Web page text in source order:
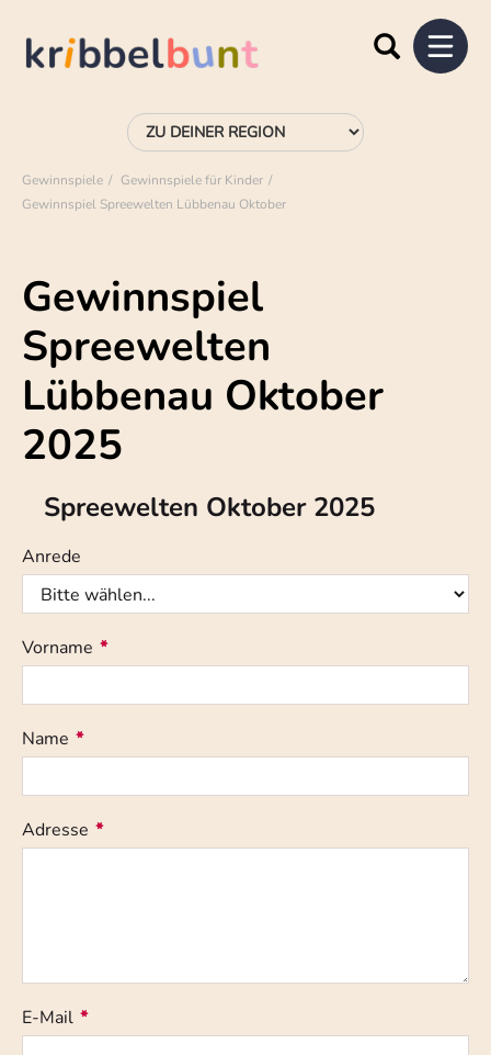
Gewinnspiele
Gewinnspiele für Kinder
Gewinnspiel Spreewelten Lübbenau Oktober
Gewinnspiel
Spreewelten
Lübbenau Oktober
2025
Spreewelten Oktober 2025
Anrede
Vorname *
Name *
Adresse *
E-Mail *